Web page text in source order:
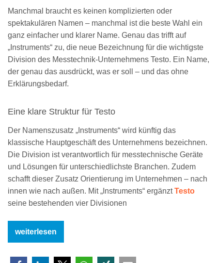
Manchmal braucht es keinen komplizierten oder
spektakulären Namen – manchmal ist die beste Wahl ein
ganz einfacher und klarer Name. Genau das trifft auf
„Instruments“ zu, die neue Bezeichnung für die wichtigste
Division des Messtechnik-Unternehmens Testo. Ein Name,
der genau das ausdrückt, was er soll – und das ohne
Erklärungsbedarf.
Eine klare Struktur für Testo
Der Namenszusatz „Instruments“ wird künftig das
klassische Hauptgeschäft des Unternehmens bezeichnen.
Die Division ist verantwortlich für messtechnische Geräte
und Lösungen für unterschiedlichste Branchen. Zudem
schafft dieser Zusatz Orientierung im Unternehmen – nach
innen wie nach außen. Mit „Instruments“ ergänztTesto
seine bestehenden vier Divisionen
„Testo
Instruments:
Einfach
weiterlesen